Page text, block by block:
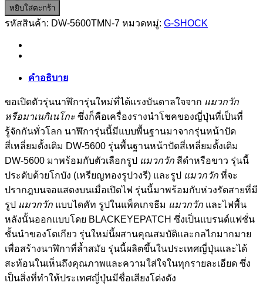
DW-
5600TMN-
7
หยิบใส่ตะกร้า
รหัสสินค้า: DW-5600TMN-7 หมวดหมู่: G-SHOCK
คำอธิบาย
ขอเปิดตัวรุ่นนาฬิการุ่นใหม่ที่ได้แรงบันดาลใจจาก แมวกวัก
หรือมาเนกิเนโกะ ซึ่งก็คือเครื่องรางนำโชคของญี่ปุ่นที่เป็นที่
รู้จักกันทั่วโลก นาฬิการุ่นนี้มีแบบพื้นฐานมาจากรุ่นหน้าปัด
สี่เหลี่ยมดั้งเดิม DW-5600 รุ่นพื้นฐานหน้าปัดสี่เหลี่ยมดั้งเดิม
DW-5600 มาพร้อมกับตัวเลือกรูป แมวกวัก สีดำหรือขาว รุ่นนี้
ประดับด้วยโกบัง (เหรียญทองรูปวงรี) และรูป แมวกวัก ที่จะ
ปรากฎบนจอแสดงบนเมื่อเปิดไฟ รุ่นนี้มาพร้อมกับห่วงรัดสายที่มี
รูป แมวกวัก แบบไดคัท รูปในแพ็คเกจธีม แมวกวัก และไฟพื้น
หลังนั้นออกแบบโดย BLACKEYEPATCH ซึ่งเป็นแบรนด์แฟชั่น
ชั้นนำของโตเกียว รุ่นใหม่นี้ผสานคุณสมบัติและกลไกมากมาย
เพื่อสร้างนาฬิกาที่ล้ำสมัย รุ่นนี้ผลิตขึ้นในประเทศญี่ปุ่นและได้
สะท้อนในเห็นถึงคุณภาพและความใส่ใจในทุกรายละเอียด ซึ่ง
เป็นสิ่งที่ทำให้ประเทศญี่ปุ่นมีชื่อเสียงโด่งดัง